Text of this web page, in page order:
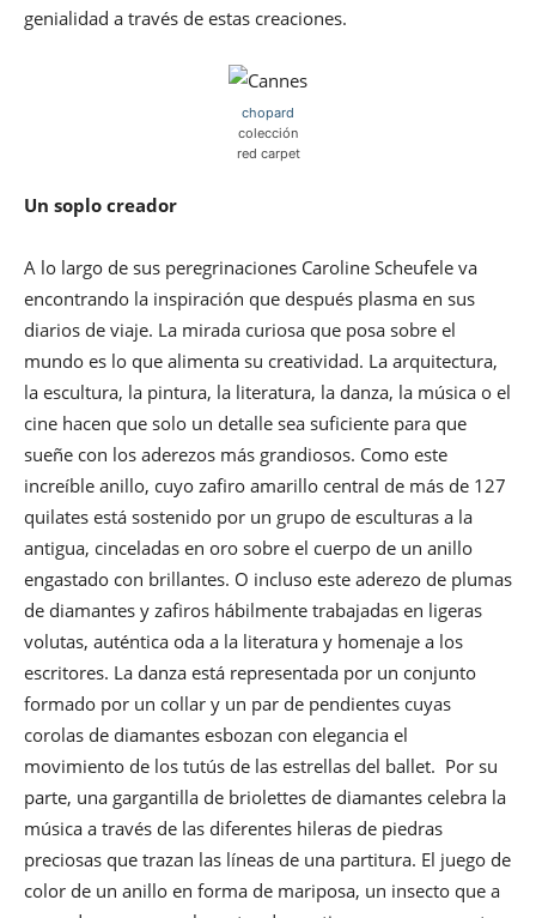
genialidad a través de estas creaciones.
chopard
colección
red carpet
Un soplo creador
A lo largo de sus peregrinaciones Caroline Scheufele va
encontrando la inspiración que después plasma en sus
diarios de viaje. La mirada curiosa que posa sobre el
mundo es lo que alimenta su creatividad. La arquitectura,
la escultura, la pintura, la literatura, la danza, la música o el
cine hacen que solo un detalle sea suficiente para que
sueñe con los aderezos más grandiosos. Como este
increíble anillo, cuyo zafiro amarillo central de más de 127
quilates está sostenido por un grupo de esculturas a la
antigua, cinceladas en oro sobre el cuerpo de un anillo
engastado con brillantes. O incluso este aderezo de plumas
de diamantes y zafiros hábilmente trabajadas en ligeras
volutas, auténtica oda a la literatura y homenaje a los
escritores. La danza está representada por un conjunto
formado por un collar y un par de pendientes cuyas
corolas de diamantes esbozan con elegancia el
movimiento de los tutús de las estrellas del ballet. Por su
parte, una gargantilla de briolettes de diamantes celebra la
música a través de las diferentes hileras de piedras
preciosas que trazan las líneas de una partitura. El juego de
color de un anillo en forma de mariposa, un insecto que a